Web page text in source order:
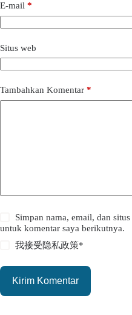
E-mail *
Situs web
Tambahkan Komentar *
Simpan nama, email, dan
untuk komentar saya berikutnya.
我接受隐私政策*
Kirim Komentar